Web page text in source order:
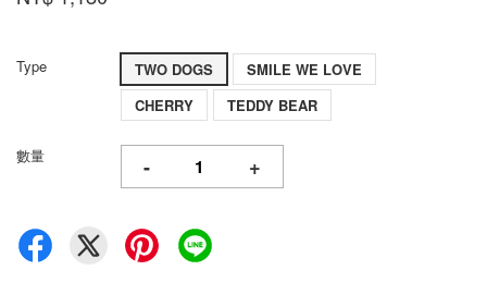
Type TWO DOGS
SMILE WE LOVE
CHERRY
TEDDY BEAR
數量 - +